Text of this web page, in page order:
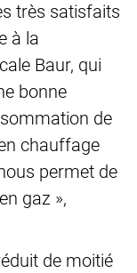
très satisfaits
à la
Baur, qui
bonne
de
chauffage
permet de
gaz »,
de moitié